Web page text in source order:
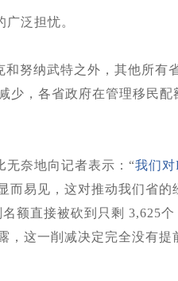
泛担忧。
和努纳武特之外，其他所有
少，各省政府在管理移民配
奈地向记者表示： “我们对
而易见，这对推动我们省的
额直接被砍到只剩 3,625个
，这一削减决定完全没有提